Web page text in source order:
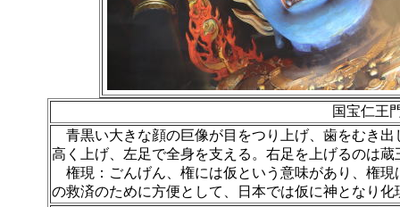
国宝仁王
青黒い大きな顔の巨像が目をつり上げ、歯をむき
高く上げ、左足で全身を支える。右足を上げるのは
権現：ごんげん、権には仮という意味があり、権
の救済のために方便として、日本では仮に神となり